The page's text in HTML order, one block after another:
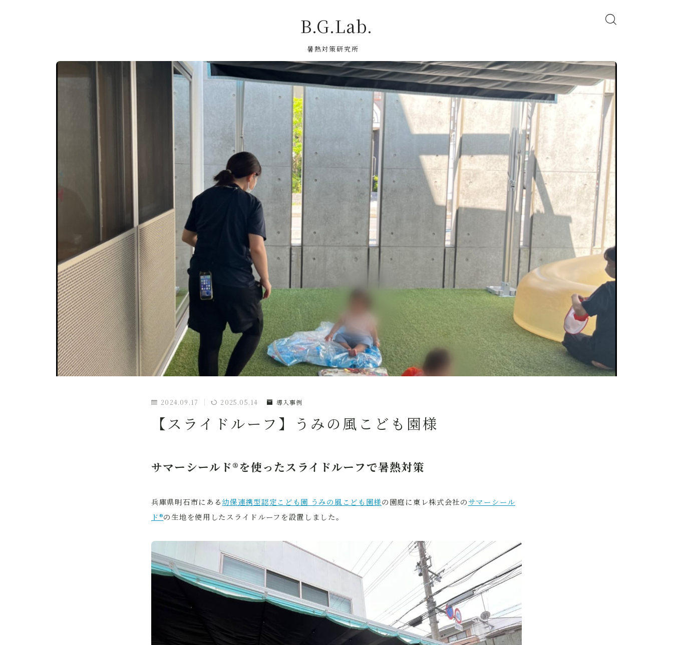
B.G.Lab.
暑熱対策研究所
2024.09.17 2025.05.14 導入事例
【スライドルーフ】うみの風こども園様
サマーシールド®を使ったスライドルーフで暑熱対策
兵庫県明石市にある幼保連携型認定こども園 うみの風こども園様の園庭に東レ株式会社のサマーシール
ド®の生地を使用したスライドルーフを設置しました。